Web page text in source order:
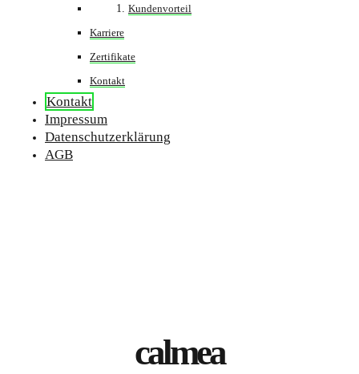
Kundenvorteil
Karriere
Zertifikate
Kontakt
Kontakt
Impressum
Datenschutzerklärung
AGB
calmea